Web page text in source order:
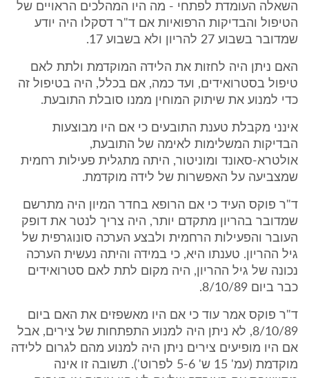
השאלה העומדת לפתחי - מה היו המהלכים הראויים של
הטיפול והבדיקות הרפואיות אם ד"ר דסקלו היה יודע
שמדובר בשבוע 27 להריון ולא בשבוע 17.
האם ניתן היה לחזות את הלידה המוקדמת ולתת לאם
טיפול בסטרואידים, ועד כמה, אם בכלל, היה בטיפול זה
כדי למנוע את שיתוק המוחין ממנו סובלת התובעת.
אינני מקבלת טענת התובעים כי אם היו מבוצעות
הבדיקות המשלימות לאימה של התובעת,
אולטרא-סאונד ומוניטור, היתה מתגלית פעילות רחמית
שמצביעה על האפשרות של לידה מוקדמת.
ד"ר פוקס העיד כי אם הרופא בחדר המיון היה מתרשם
שמדובר בהריון מתקדם יותר, היה צריך לנטר את דופק
העובר והפעילות הרחמית ולבצע הערכה סונוגרפית של
גיל ההריון. טענתו היא, כי במידה והיתה נעשית הערכה
נכונה של גיל ההריון, היה מקום לתת לאם סטרואידים
כבר ביום 8/10/89.
ד"ר פוקס אמר עוד כי אם היו מאשפזים את האם ביום
8/10/89, לא ניתן היה למנוע התפתחות של צירים, אבל
אם היו מופיעים צירים ניתן היה למנוע מהם לגרום ללידה
מוקדמת (עמ' 15 ש' 5-6 לפרוט'). תשובה זו אינה